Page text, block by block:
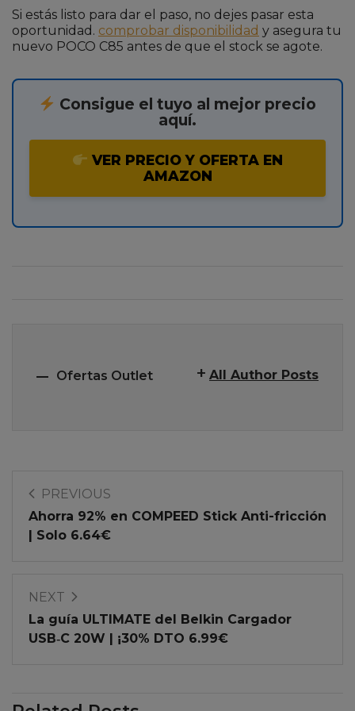
Si estás listo para dar el paso, no dejes pasar esta
oportunidad. comprobar disponibilidad y asegura tu
nuevo POCO C85 antes de que el stock se agote.
Consigue el tuyo al mejor precio
aquí.
VER PRECIO Y OFERTA EN
AMAZON
Ofertas Outlet All Author Posts
PREVIOUS
Ahorra 92% en COMPEED Stick Anti-fricción
| Solo 6.64€
NEXT
La guía ULTIMATE del Belkin Cargador
USB‑C 20W | ¡30% DTO 6.99€